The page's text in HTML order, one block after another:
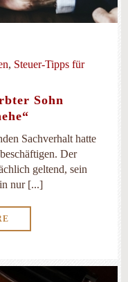
, Steuer-Tipps für
Sohn
Sachverhalt hatte
Der
geltend, sein
nur [...]